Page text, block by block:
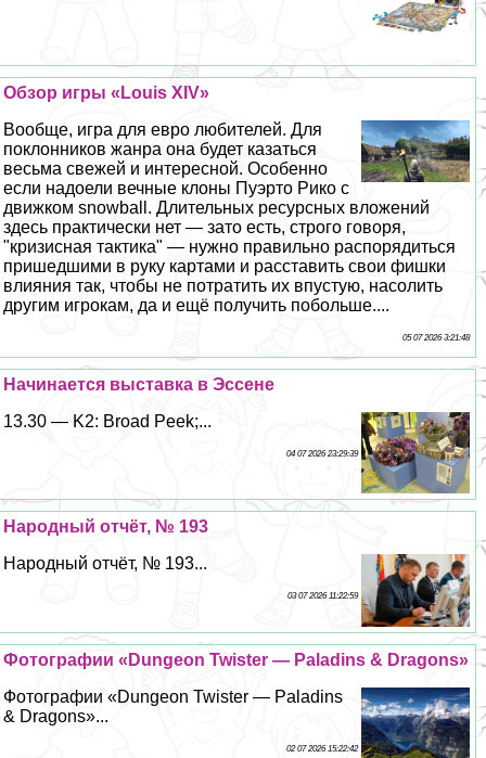
Обзор игры «Louis XIV»
Вообще, игра для евро любителей. Для
поклонников жанра она будет казаться
весьма свежей и интересной. Особенно
если надоели вечные клоны Пуэрто Рико с
движком snowball. Длительных ресурсных вложений
здесь пpaктически нет — зато есть, строго говоря,
"кризисная тактика" — нужно правильно распорядиться
пришедшими в руку картами и расставить свои фишки
влияния так, чтобы не потратить их впустую, насолить
другим игрокам, да и ещё получить побольше....
05 07 2026 3:21:48
Начинается выставка в Эссене
13.30 — K2: Broad Peek;...
04 07 2026 23:29:39
Народный отчёт, № 193
Народный отчёт, № 193...
03 07 2026 11:22:59
Фотографии «Dungeon Twister — Paladins & Dragons»
Фотографии «Dungeon Twister — Paladins
& Dragons»...
02 07 2026 15:22:42